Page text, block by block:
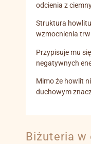
odcienia z
Struktura
wzmocnienia
Przypisuje mu
negatywnych
Mimo że howlit
duchowym
Biżuteria w